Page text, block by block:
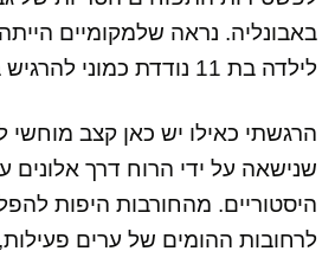
באבונליה. נראה שלמקומיים
לילדה בת 11 נודדת כמוני להרגיש בבית.
הרגשתי כאילו יש כאן קצב מוחשי
שנישאה על ידי הרוח דרך אלונים
היסטוריים. מהחורבות היפות
לרחובות ההומים של ערים פעילות,